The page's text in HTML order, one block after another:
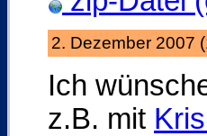
2. Dezember 2007
Ich
z.B. mit